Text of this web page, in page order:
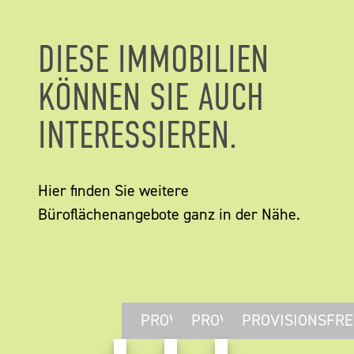
DIESE IMMOBILIEN
KÖNNEN SIE AUCH
INTERESSIEREN.
Hier finden Sie weitere
Büroflächenangebote ganz in der Nähe.
PROVISIONSFREI
PROVISIONSFREI